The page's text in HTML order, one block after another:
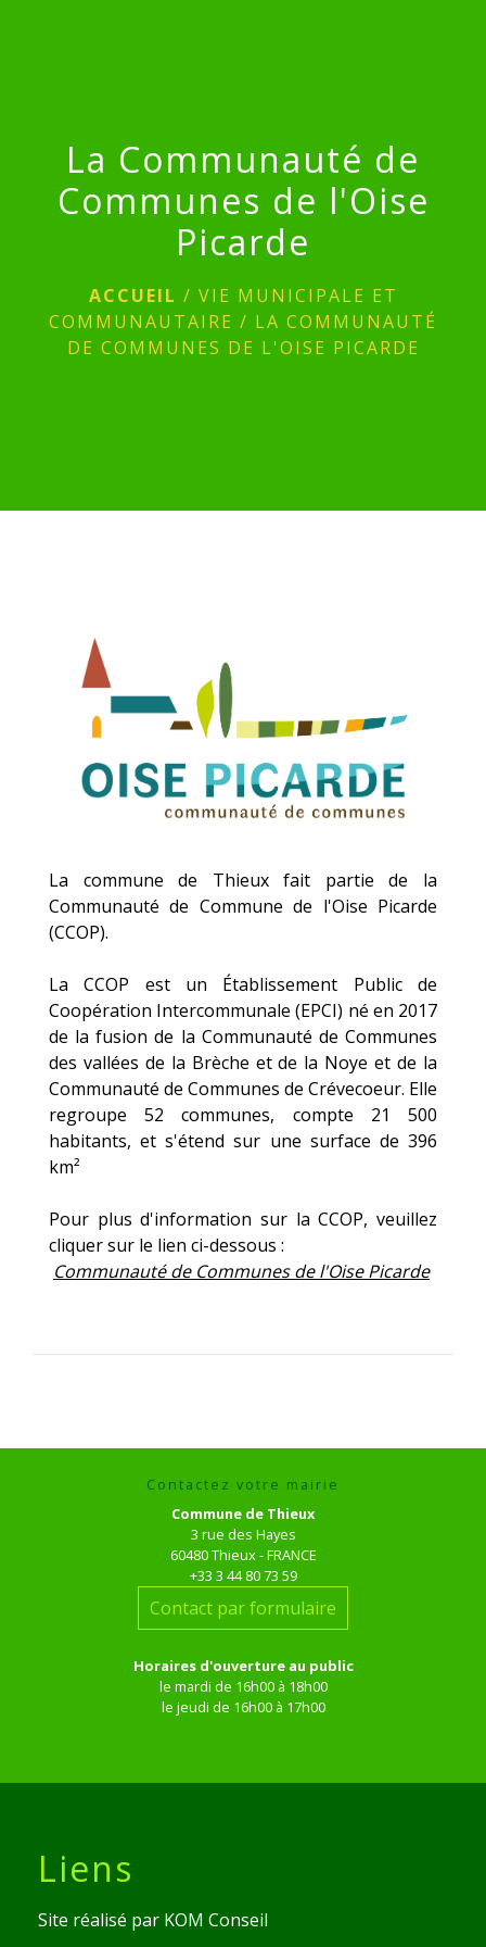
La Communauté de
Communes de l'Oise
Picarde
ACCUEIL / VIE MUNICIPALE ET
COMMUNAUTAIRE / LA COMMUNAUTÉ
DE COMMUNES DE L'OISE PICARDE
La commune de Thieux fait partie de la
Communauté de Commune de l'Oise Picarde
(CCOP).
La CCOP est un Établissement Public de
Coopération Intercommunale (EPCI) né en 2017
de la fusion de la Communauté de Communes
des vallées de la Brèche et de la Noye et de la
Communauté de Communes de Crévecoeur. Elle
regroupe 52 communes, compte 21 500
habitants, et s'étend sur une surface de 396
km²
Pour plus d'information sur la CCOP, veuillez
cliquer sur le lien ci-dessous :
Communauté de Communes de l'Oise Picarde
Contactez votre mairie
Commune de Thieux
3 rue des Hayes
60480 Thieux - FRANCE
+33 3 44 80 73 59
Contact par formulaire
Horaires d'ouverture au public
le mardi de 16h00 à 18h00
le jeudi de 16h00 à 17h00
Liens
Site réalisé par KOM Conseil